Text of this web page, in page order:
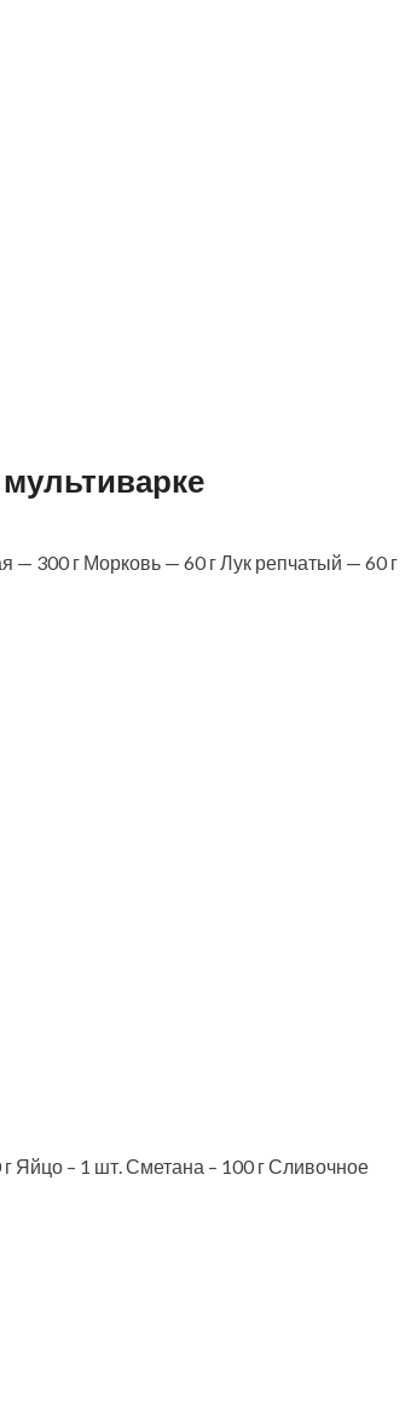
— 300 г Морковь — 60 г Лук репчатый — 60 г
Яйцо – 1 шт. Сметана – 100 г Сливочное